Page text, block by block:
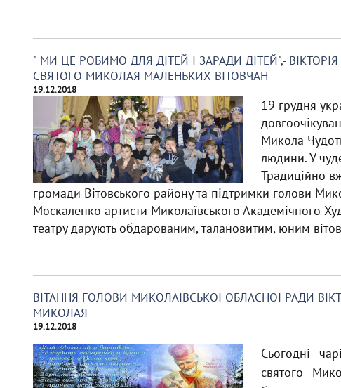
" МИ ЦЕ РОБИМО ДЛЯ ДІТЕЙ І ЗАРАДИ ДІТЕЙ",-
СВЯТОГО МИКОЛАЯ МАЛЕНЬКИХ ВІТОВЧАН
19.12.2018
19 грудня
Микола
людини. У
Традиційно
громади Вітовського району та підтримки голови
Москаленко артисти Миколаївського Академічного
театру дарують обдарованим, талановитим, юним
ВІТАННЯ ГОЛОВИ МИКОЛАЇВСЬКОЇ ОБЛАСНОЇ РАДИ
МИКОЛАЯ
19.12.2018
Сьогодні
святого